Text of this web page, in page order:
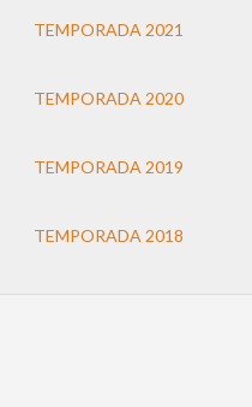
TEMPORADA 2021
TEMPORADA 2020
TEMPORADA 2019
TEMPORADA 2018